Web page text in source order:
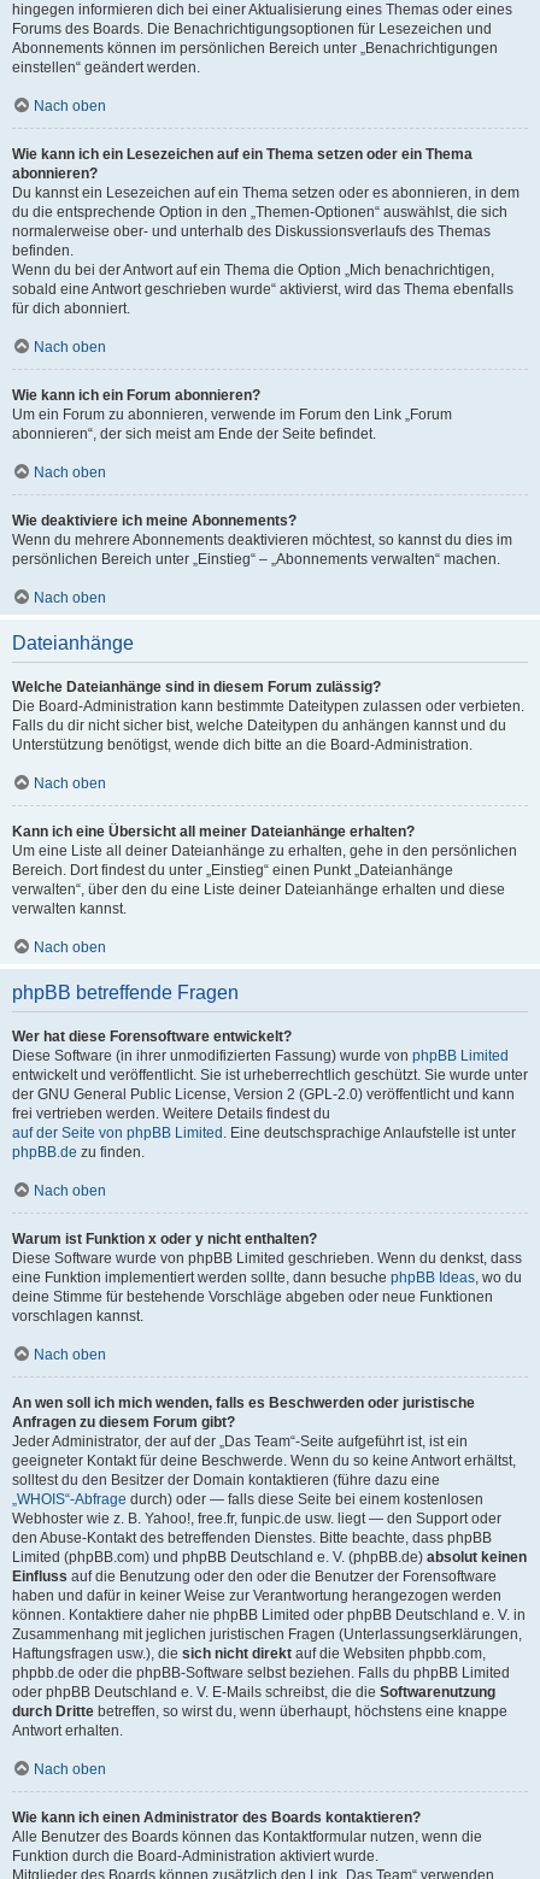
hingegen informieren dich bei einer Aktualisierung eines Themas oder eines
Forums des Boards. Die Benachrichtigungsoptionen für Lesezeichen und
Abonnements können im persönlichen Bereich unter „Benachrichtigungen
einstellen“ geändert werden.
Nach oben
Wie kann ich ein Lesezeichen auf ein Thema setzen oder ein Thema
abonnieren?
Du kannst ein Lesezeichen auf ein Thema setzen oder es abonnieren, in dem
du die entsprechende Option in den „Themen-Optionen“ auswählst, die sich
normalerweise ober- und unterhalb des Diskussionsverlaufs des Themas
befinden.
Wenn du bei der Antwort auf ein Thema die Option „Mich benachrichtigen,
sobald eine Antwort geschrieben wurde“ aktivierst, wird das Thema ebenfalls
für dich abonniert.
Nach oben
Wie kann ich ein Forum abonnieren?
Um ein Forum zu abonnieren, verwende im Forum den Link „Forum
abonnieren“, der sich meist am Ende der Seite befindet.
Nach oben
Wie deaktiviere ich meine Abonnements?
Wenn du mehrere Abonnements deaktivieren möchtest, so kannst du dies im
persönlichen Bereich unter „Einstieg“ – „Abonnements verwalten“ machen.
Nach oben
Dateianhänge
Welche Dateianhänge sind in diesem Forum zulässig?
Die Board-Administration kann bestimmte Dateitypen zulassen oder verbieten.
Falls du dir nicht sicher bist, welche Dateitypen du anhängen kannst und du
Unterstützung benötigst, wende dich bitte an die Board-Administration.
Nach oben
Kann ich eine Übersicht all meiner Dateianhänge erhalten?
Um eine Liste all deiner Dateianhänge zu erhalten, gehe in den persönlichen
Bereich. Dort findest du unter „Einstieg“ einen Punkt „Dateianhänge
verwalten“, über den du eine Liste deiner Dateianhänge erhalten und diese
verwalten kannst.
Nach oben
phpBB betreffende Fragen
Wer hat diese Forensoftware entwickelt?
Diese Software (in ihrer unmodifizierten Fassung) wurde von phpBB Limited
entwickelt und veröffentlicht. Sie ist urheberrechtlich geschützt. Sie wurde unter
der GNU General Public License, Version 2 (GPL-2.0) veröffentlicht und kann
frei vertrieben werden. Weitere Details findest du
auf der Seite von phpBB Limited . Eine deutschsprachige Anlaufstelle ist unter
phpBB.de zu finden.
Nach oben
Warum ist Funktion x oder y nicht enthalten?
Diese Software wurde von phpBB Limited geschrieben. Wenn du denkst, dass
eine Funktion implementiert werden sollte, dann besuche phpBB Ideas, wo du
deine Stimme für bestehende Vorschläge abgeben oder neue Funktionen
vorschlagen kannst.
Nach oben
An wen soll ich mich wenden, falls es Beschwerden oder juristische
Anfragen zu diesem Forum gibt?
Jeder Administrator, der auf der „Das Team“-Seite aufgeführt ist, ist ein
geeigneter Kontakt für deine Beschwerde. Wenn du so keine Antwort erhältst,
solltest du den Besitzer der Domain kontaktieren (führe dazu eine
„WHOIS“-Abfrage durch) oder — falls diese Seite bei einem kostenlosen
Webhoster wie z. B. Yahoo!, free.fr, funpic.de usw. liegt — den Support oder
den Abuse-Kontakt des betreffenden Dienstes. Bitte beachte, dass phpBB
Limited (phpBB.com) und phpBB Deutschland e. V. (phpBB.de) absolut keinen
Einfluss auf die Benutzung oder den oder die Benutzer der Forensoftware
haben und dafür in keiner Weise zur Verantwortung herangezogen werden
können. Kontaktiere daher nie phpBB Limited oder phpBB Deutschland e. V. in
Zusammenhang mit jeglichen juristischen Fragen (Unterlassungserklärungen,
Haftungsfragen usw.), die sich nicht direkt auf die Websiten phpbb.com,
phpbb.de oder die phpBB-Software selbst beziehen. Falls du phpBB Limited
oder phpBB Deutschland e. V. E-Mails schreibst, die die Softwarenutzung
durch Dritte betreffen, so wirst du, wenn überhaupt, höchstens eine knappe
Antwort erhalten.
Nach oben
Wie kann ich einen Administrator des Boards kontaktieren?
Alle Benutzer des Boards können das Kontaktformular nutzen, wenn die
Funktion durch die Board-Administration aktiviert wurde.
Mitglieder des Boards können zusätzlich den Link „Das Team“ verwenden.